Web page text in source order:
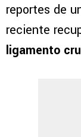
reportes de
reciente
ligamento